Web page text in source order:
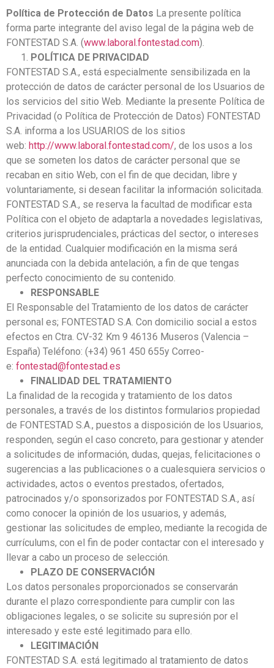
Política de Protección de Datos La presente política
forma parte integrante del aviso legal de la página web de
FONTESTAD S.A. (www.laboral.fontestad.com).
POLÍTICA DE PRIVACIDAD
FONTESTAD S.A., está especialmente sensibilizada en la
protección de datos de carácter personal de los Usuarios de
los servicios del sitio Web. Mediante la presente Política de
Privacidad (o Política de Protección de Datos) FONTESTAD
S.A. informa a los USUARIOS de los sitios
web: http://www.laboral.fontestad.com/, de los usos a los
que se someten los datos de carácter personal que se
recaban en sitio Web, con el fin de que decidan, libre y
voluntariamente, si desean facilitar la información solicitada.
FONTESTAD S.A., se reserva la facultad de modificar esta
Política con el objeto de adaptarla a novedades legislativas,
criterios jurisprudenciales, prácticas del sector, o intereses
de la entidad. Cualquier modificación en la misma será
anunciada con la debida antelación, a fin de que tengas
perfecto conocimiento de su contenido.
RESPONSABLE
El Responsable del Tratamiento de los datos de carácter
personal es; FONTESTAD S.A. Con domicilio social a estos
efectos en Ctra. CV-32 Km 9 46136 Museros (Valencia –
España) Teléfono: (+34) 961 450 655y Correo-
e: fontestad@fontestad.es
FINALIDAD DEL TRATAMIENTO
La finalidad de la recogida y tratamiento de los datos
personales, a través de los distintos formularios propiedad
de FONTESTAD S.A., puestos a disposición de los Usuarios,
responden, según el caso concreto, para gestionar y atender
a solicitudes de información, dudas, quejas, felicitaciones o
sugerencias a las publicaciones o a cualesquiera servicios o
actividades, actos o eventos prestados, ofertados,
patrocinados y/o sponsorizados por FONTESTAD S.A., así
como conocer la opinión de los usuarios, y además,
gestionar las solicitudes de empleo, mediante la recogida de
currículums, con el fin de poder contactar con el interesado y
llevar a cabo un proceso de selección.
PLAZO DE CONSERVACIÓN
Los datos personales proporcionados se conservarán
durante el plazo correspondiente para cumplir con las
obligaciones legales, o se solicite su supresión por el
interesado y este esté legitimado para ello.
LEGITIMACIÓN
FONTESTAD S.A. está legitimado al tratamiento de datos